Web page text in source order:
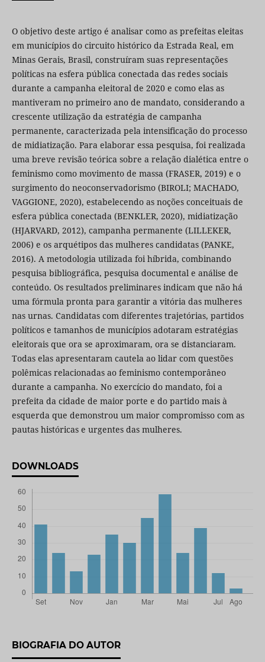
O objetivo deste artigo é analisar como as prefeitas eleitas
em municípios do circuito histórico da Estrada Real, em
Minas Gerais, Brasil, construíram suas representações
políticas na esfera pública conectada das redes sociais
durante a campanha eleitoral de 2020 e como elas as
mantiveram no primeiro ano de mandato, considerando a
crescente utilização da estratégia de campanha
permanente, caracterizada pela intensificação do processo
de midiatização. Para elaborar essa pesquisa, foi realizada
uma breve revisão teórica sobre a relação dialética entre o
feminismo como movimento de massa (FRASER, 2019) e o
surgimento do neoconservadorismo (BIROLI; MACHADO,
VAGGIONE, 2020), estabelecendo as noções conceituais de
esfera pública conectada (BENKLER, 2020), midiatização
(HJARVARD, 2012), campanha permanente (LILLEKER,
2006) e os arquétipos das mulheres candidatas (PANKE,
2016). A metodologia utilizada foi híbrida, combinando
pesquisa bibliográfica, pesquisa documental e análise de
conteúdo. Os resultados preliminares indicam que não há
uma fórmula pronta para garantir a vitória das mulheres
nas urnas. Candidatas com diferentes trajetórias, partidos
políticos e tamanhos de municípios adotaram estratégias
eleitorais que ora se aproximaram, ora se distanciaram.
Todas elas apresentaram cautela ao lidar com questões
polêmicas relacionadas ao feminismo contemporâneo
durante a campanha. No exercício do mandato, foi a
prefeita da cidade de maior porte e do partido mais à
esquerda que demonstrou um maior compromisso com as
pautas históricas e urgentes das mulheres.
DOWNLOADS
BIOGRAFIA DO AUTOR